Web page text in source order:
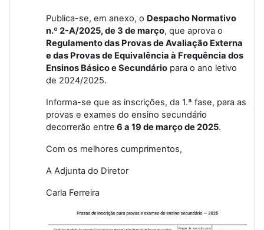
Publica-se, em anexo, o Despacho Normativo
n.º 2-A/2025, de 3 de março, que aprova o
Regulamento das Provas de Avaliação Externa
e das Provas de Equivalência à Frequência dos
Ensinos Básico e Secundário para o ano letivo
de 2024/2025.
Informa-se que as inscrições, da 1.ª fase, para as
provas e exames do ensino secundário
decorrerão entre 6 a 19 de março de 2025.
Com os melhores cumprimentos,
A Adjunta do Diretor
Carla Ferreira